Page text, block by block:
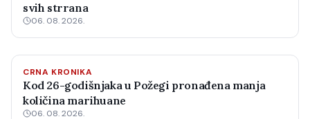
svih strrana
06. 08. 2026.
CRNA KRONIKA
Kod 26-godišnjaka u Požegi pronađena manja
količina marihuane
06. 08. 2026.